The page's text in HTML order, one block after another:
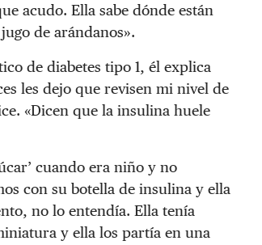
acudo. Ella sabe dónde están
de arándanos».
de diabetes tipo 1, él explica
les dejo que revisen mi nivel de
«Dicen que la insulina huele
cuando era niño y no
con su botella de insulina y ella
no lo entendía. Ella tenía
y ella los partía en una